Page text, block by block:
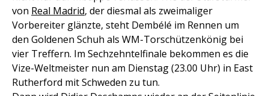
von Real Madrid, der diesmal als zweimaliger
Vorbereiter glänzte, steht Dembélé im Rennen um
den Goldenen Schuh als WM-Torschützenkönig bei
vier Treffern. Im Sechzehntelfinale bekommen es die
Vize-Weltmeister nun am Dienstag (23.00 Uhr) in East
Rutherford mit Schweden zu tun.